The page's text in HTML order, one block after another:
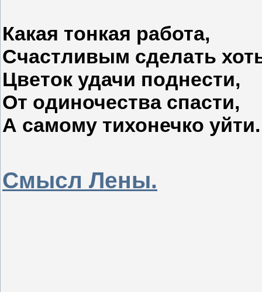
Какая тонкая работа,
Счастливым сделать
Цветок удачи поднести,
От одиночества спасти,
А самому тихонечко уйти.
Смысл Лены.